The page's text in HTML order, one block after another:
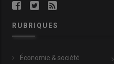
RUBRIQUES
Économie & société